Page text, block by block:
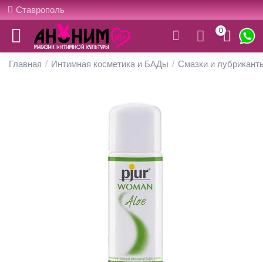
Ставрополь
0
Главная / Интимная косметика и БАДы / Смазки и